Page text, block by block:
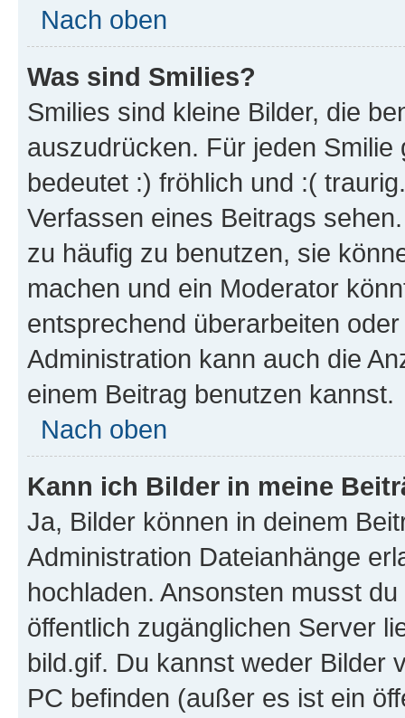
Nach oben
Was sind Smilies?
Smilies sind kleine Bilder, die
auszudrücken. Für jeden
bedeutet :) fröhlich und :(
Verfassen eines Beitrags
zu häufig zu benutzen, sie
machen und ein Moderator
entsprechend überarbeiten
Administration kann auch die
einem Beitrag benutzen kannst.
Nach oben
Kann ich Bilder in meine
Ja, Bilder können in deinem
Administration Dateianhänge
hochladen. Ansonsten musst
öffentlich zugänglichen Server
bild.gif. Du kannst weder Bilder
PC befinden (außer es ist ein